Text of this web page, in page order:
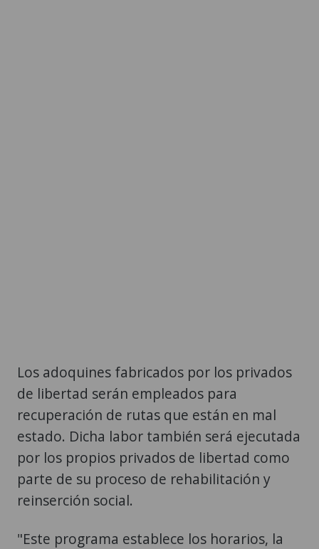
Los adoquines fabricados por los privados
de libertad serán empleados para
recuperación de rutas que están en mal
estado. Dicha labor también será ejecutada
por los propios privados de libertad como
parte de su proceso de rehabilitación y
reinserción social.
"Este programa establece los horarios, la